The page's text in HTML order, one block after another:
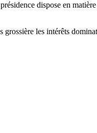
dispose en
les intérêts